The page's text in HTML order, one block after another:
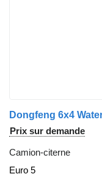
Dongfeng 6x4
Prix sur demande
Camion-citerne
Euro 5